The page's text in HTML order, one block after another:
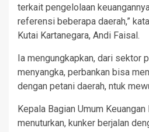
terkait pengelolaan
referensi beberapa daerah,”
Kutai Kartanegara, Andi Faisal.
Ia mengungkapkan, dari sektor
menyangka, perbankan bisa
dengan petani daerah, ntuk
Kepala Bagian Umum
menuturkan, kunker berjalan